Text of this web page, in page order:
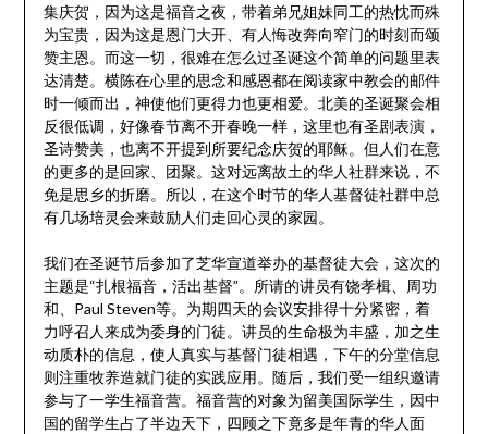
集庆贺，因为这是福音之夜，带着弟兄姐妹同工的热忱而殊
为宝贵，因为这是恩门大开、有人悔改奔向窄门的时刻而颂
赞主恩。而这一切，很难在怎么过圣诞这个简单的问题里表
达清楚。横陈在心里的思念和感恩都在阅读家中教会的邮件
时一倾而出，神使他们更得力也更相爱。北美的圣诞聚会相
反很低调，好像春节离不开春晚一样，这里也有圣剧表演，
圣诗赞美，也离不开提到所要纪念庆贺的耶稣。但人们在意
的更多的是回家、团聚。这对远离故土的华人社群来说，不
免是思乡的折磨。所以，在这个时节的华人基督徒社群中总
有几场培灵会来鼓励人们走回心灵的家园。
我们在圣诞节后参加了芝华宣道举办的基督徒大会，这次的
主题是“扎根福音，活出基督”。所请的讲员有饶孝楫、周功
和、Paul Steven等。为期四天的会议安排得十分紧密，着
力呼召人来成为委身的门徒。讲员的生命极为丰盛，加之生
动质朴的信息，使人真实与基督门徒相遇，下午的分堂信息
则注重牧养造就门徒的实践应用。随后，我们受一组织邀请
参与了一学生福音营。福音营的对象为留美国际学生，因中
国的留学生占了半边天下，四顾之下竟多是年青的华人面